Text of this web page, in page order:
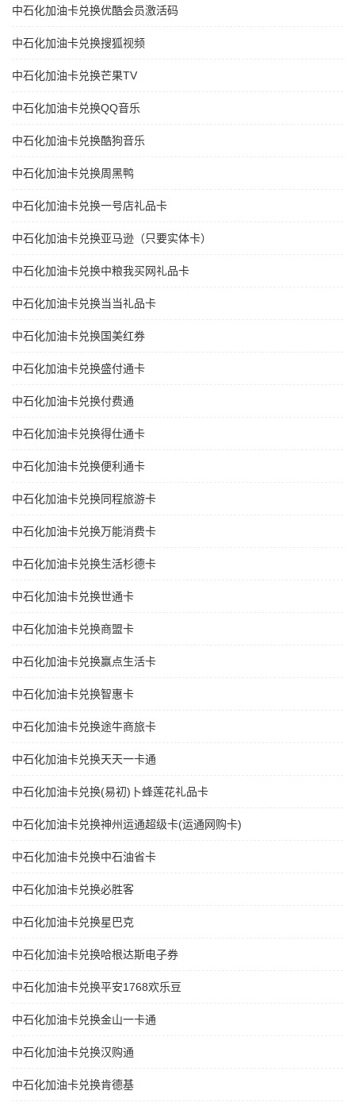
中石化加油卡兑换优酷会员激活码
中石化加油卡兑换搜狐视频
中石化加油卡兑换芒果TV
中石化加油卡兑换QQ音乐
中石化加油卡兑换酷狗音乐
中石化加油卡兑换周黑鸭
中石化加油卡兑换一号店礼品卡
中石化加油卡兑换亚马逊（只要实体卡）
中石化加油卡兑换中粮我买网礼品卡
中石化加油卡兑换当当礼品卡
中石化加油卡兑换国美红券
中石化加油卡兑换盛付通卡
中石化加油卡兑换付费通
中石化加油卡兑换得仕通卡
中石化加油卡兑换便利通卡
中石化加油卡兑换同程旅游卡
中石化加油卡兑换万能消费卡
中石化加油卡兑换生活杉德卡
中石化加油卡兑换世通卡
中石化加油卡兑换商盟卡
中石化加油卡兑换赢点生活卡
中石化加油卡兑换智惠卡
中石化加油卡兑换途牛商旅卡
中石化加油卡兑换天天一卡通
中石化加油卡兑换(易初)卜蜂莲花礼品卡
中石化加油卡兑换神州运通超级卡(运通网购卡)
中石化加油卡兑换中石油省卡
中石化加油卡兑换必胜客
中石化加油卡兑换星巴克
中石化加油卡兑换哈根达斯电子券
中石化加油卡兑换平安1768欢乐豆
中石化加油卡兑换金山一卡通
中石化加油卡兑换汉购通
中石化加油卡兑换肯德基